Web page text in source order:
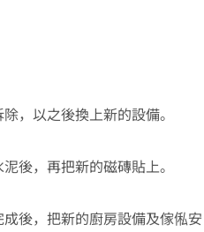
，以之後換上新的設備。
後，再把新的磁磚貼上。
後，把新的廚房設備及傢俬安